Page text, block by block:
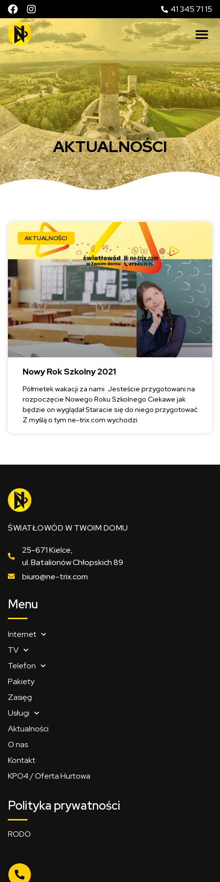
41 345 71 15
AKTUALNOŚCI
AKTUALNOŚCI
Nowy Rok Szkolny 2021
Półmetek wakacji za nami Jesteście przygotowani na
rozpoczęcie Nowego Roku Szkolnego Ciekawe jak
będzie on wyglądał Staracie się do niego przygotować
Z myślą o tym ne-trix.com wychodzi
ŚWIATŁOWÓD W TWOIM DOMU
25-671 Kielce,
ul. Batalionów Chłopskich 89
biuro@ne-trix.com
Menu
Internet
TV
Telefon
Pakiety
Zasięg
Usługi
Aktualności
O nas
Kontakt
KPO4 / Oferta Hurtowa
Polityka prywatności
RODO